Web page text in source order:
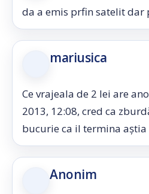
da a emis prfin satelit dar
mariusica
Ce vrajeala de 2 lei are
2013, 12:08, cred ca
bucurie ca il termina aștia
Anonim